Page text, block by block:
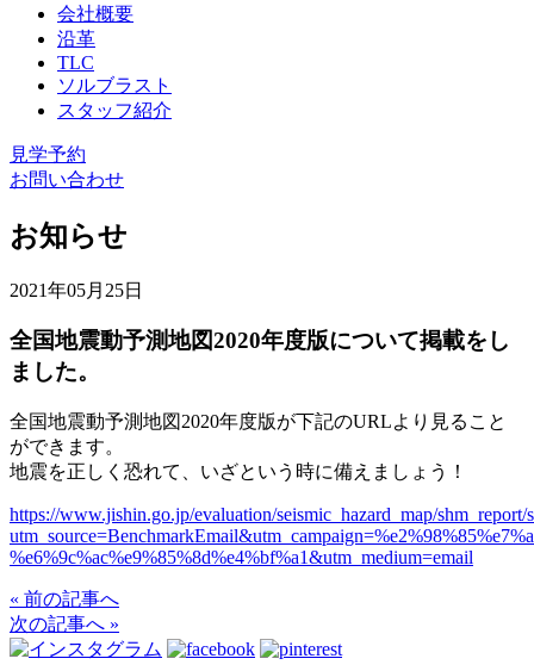
会社概要
沿革
TLC
ソルブラスト
スタッフ紹介
見学予約
お問い合わせ
お知らせ
2021年05月25日
全国地震動予測地図2020年度版について掲載をし
ました。
全国地震動予測地図2020年度版が下記のURLより見ること
ができます。
地震を正しく恐れて、いざという時に備えましょう！
https://www.jishin.go.jp/evaluation/seismic_hazard_map/shm_report/
%e6%9c%ac%e9%85%8d%e4%bf%a1&utm_medium=email
« 前の記事へ
次の記事へ »